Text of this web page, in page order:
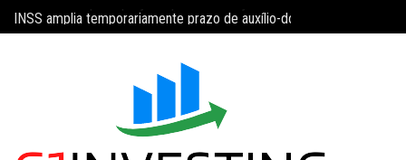
para
5×2 com limite de 40 horas semanais
INSS amplia temporariamente prazo de auxílio-doença sem perícia;